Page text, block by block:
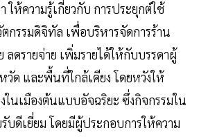
ห้ความรู้เกี่ยวกับ การประยุกต์ใช้
กรรมดิจิทัล เพื่อบริหารจัดการร้าน
ลดรายจ่าย เพิ่มรายได้ให้กับบรรดาผู้
วัด และพื้นที่ใกล้เคียง โดยหวังให้
เมืองต้นแบบอัจฉริยะ ซึ่งกิจกรรมใน
บดีเยี่ยม โดยมีผู้ประกอบการให้ความ